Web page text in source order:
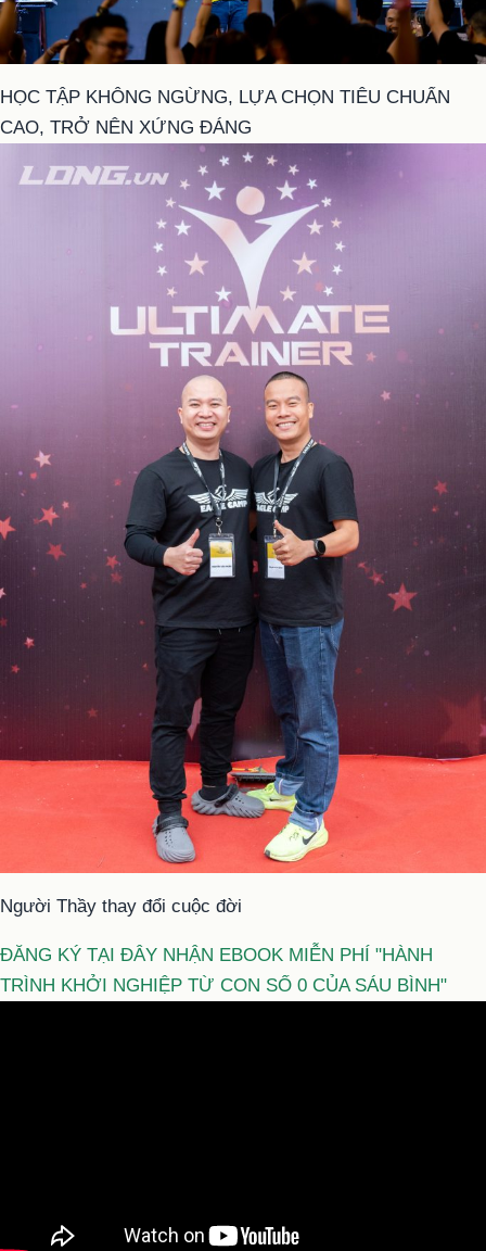
HỌC TẬP KHÔNG NGỪNG, LỰA CHỌN TIÊU CHUẨN
CAO, TRỞ NÊN XỨNG ĐÁNG
Người Thầy thay đổi cuộc đời
ĐĂNG KÝ TẠI ĐÂY NHẬN EBOOK MIỄN PHÍ "HÀNH
TRÌNH KHỞI NGHIỆP TỪ CON SỐ 0 CỦA SÁU BÌNH"